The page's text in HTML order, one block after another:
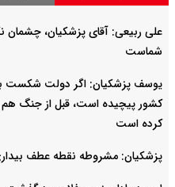
علی ربیعی: آقای پزشکیان، چشمان
شماست
یوسف پزشکیان: اگر دولت شکست
کشور پیچیده است، قبل از جنگ
کرده است
پزشکیان: مشروطه نقطه عطف